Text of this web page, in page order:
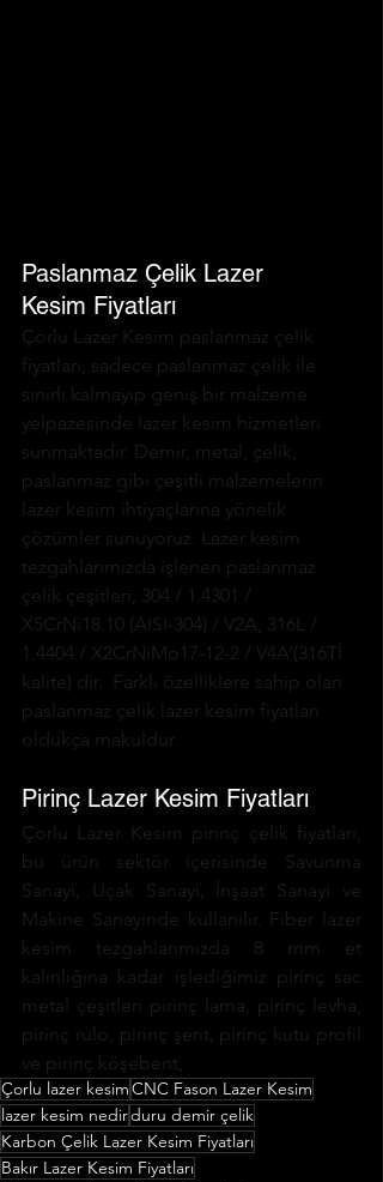
Paslanmaz Çelik Lazer
Kesim Fiyatları
Çorlu Lazer Kesim paslanmaz çelik
fiyatları, sadece paslanmaz çelik ile
sınırlı kalmayıp geniş bir malzeme
yelpazesinde lazer kesim hizmetleri
sunmaktadır. Demir, metal, çelik,
paslanmaz gibi çeşitli malzemelerin
lazer kesim ihtiyaçlarına yönelik
çözümler sunuyoruz. Lazer kesim
tezgahlarımızda işlenen paslanmaz
çelik çeşitleri, 304 / 1.4301 /
X5CrNi18.10 (AISI-304) / V2A, 316L /
1.4404 / X2CrNiMo17-12-2 / V4A’(316Tİ
kalite) dir.  Farklı özelliklere sahip olan
paslanmaz çelik lazer kesim fiyatları
oldukça makuldur.
Pirinç Lazer Kesim Fiyatları
Çorlu Lazer Kesim pirinç çelik fiyatları,
bu ürün sektör içerisinde Savunma
Sanayi, Uçak Sanayi, İnşaat Sanayi ve
Makine Sanayinde kullanılır. Fiber lazer
kesim tezgahlarımızda 8 mm et
kalınlığına kadar işlediğimiz pirinç sac
metal çeşitleri pirinç lama, pirinç levha,
pirinç rulo, pirinç şerit, pirinç kutu profil
ve pirinç köşebent,
Çorlu lazer kesimCNC Fason Lazer Kesim
lazer kesim nedirduru demir çelik
Karbon Çelik Lazer Kesim Fiyatları
Bakır Lazer Kesim Fiyatları